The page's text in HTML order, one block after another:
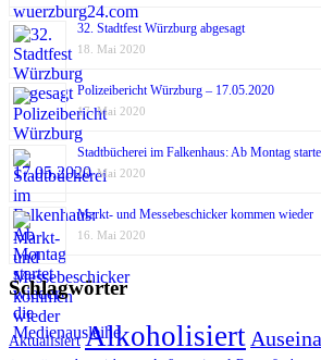
32. Stadtfest Würzburg abgesagt
18. Mai 2020
Polizeibericht Würzburg – 17.05.2020
17. Mai 2020
Stadtbücherei im Falkenhaus: Ab Montag
17. Mai 2020
Markt- und Messebeschicker kommen wieder
16. Mai 2020
Schlagwörter
Aktualisiert Alkoholisiert